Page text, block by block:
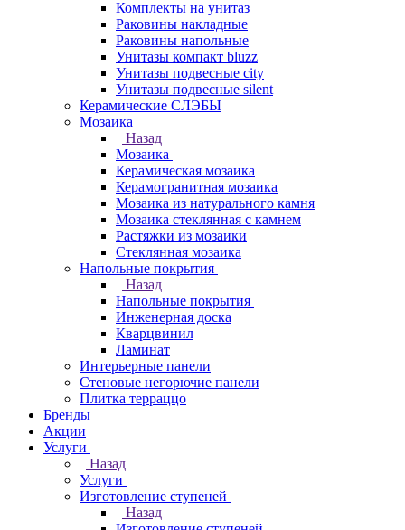
Комплекты на унитаз
Раковины накладные
Раковины напольные
Унитазы компакт bluzz
Унитазы подвесные city
Унитазы подвесные silent
Керамические СЛЭБЫ
Мозаика
Назад
Мозаика
Керамическая мозаика
Керамогранитная мозаика
Мозаика из натурального камня
Мозаика стеклянная с камнем
Растяжки из мозаики
Стеклянная мозаика
Напольные покрытия
Назад
Напольные покрытия
Инженерная доска
Кварцвинил
Ламинат
Интерьерные панели
Стеновые негорючие панели
Плитка терраццо
Бренды
Акции
Услуги
Назад
Услуги
Изготовление ступеней
Назад